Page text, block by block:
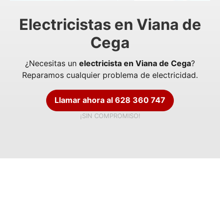
Electricistas en Viana de
Cega
¿Necesitas un electricista en Viana de Cega?
Reparamos cualquier problema de electricidad.
Llamar ahora al 628 360 747
¡SIN COMPROMISO!